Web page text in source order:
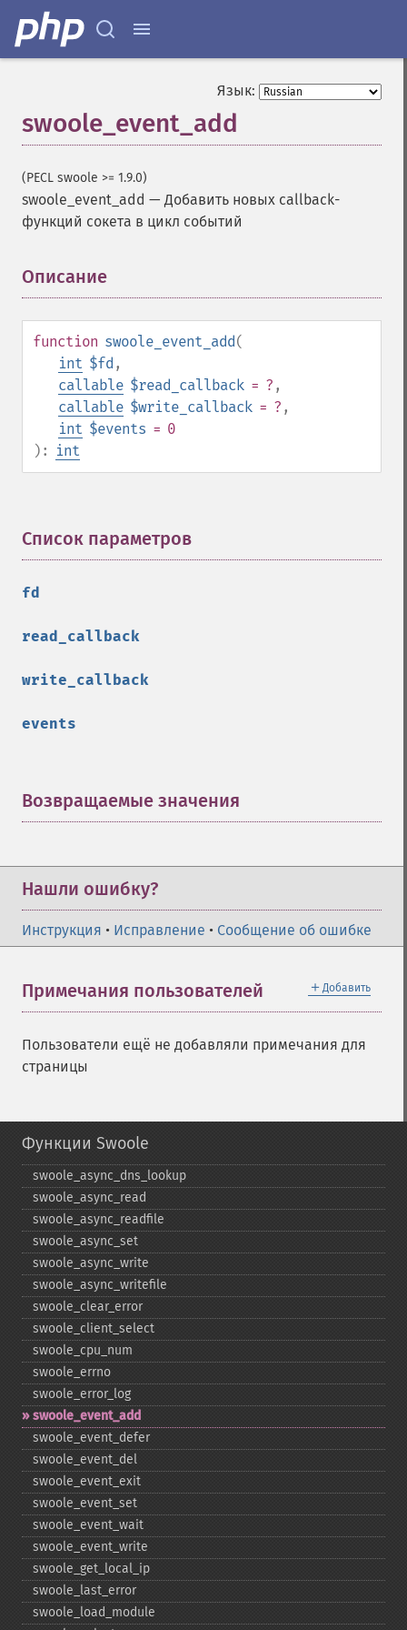
Язык:
swoole_event_add
(PECL swoole >= 1.9.0)
swoole_event_add —Добавить новых callback-
функций сокета в цикл событий
Описание
function swoole_event_add(
int $fd ,
callable $read_callback = ? ,
callable $write_callback = ? ,
int $events = 0
):
int
Список параметров
fd
read_callback
write_callback
events
Возвращаемые значения
Нашли ошибку?
Инструкция • Исправление • Сообщение об ошибке
＋ Добавить
Примечания пользователей
Пользователи ещё не добавляли примечания для
страницы
Функции Swoole
swoole_​async_​dns_​lookup
swoole_​async_​read
swoole_​async_​readfile
swoole_​async_​set
swoole_​async_​write
swoole_​async_​writefile
swoole_​clear_​error
swoole_​client_​select
swoole_​cpu_​num
swoole_​errno
swoole_​error_​log
swoole_​event_​add
swoole_​event_​defer
swoole_​event_​del
swoole_​event_​exit
swoole_​event_​set
swoole_​event_​wait
swoole_​event_​write
swoole_​get_​local_​ip
swoole_​last_​error
swoole_​load_​module